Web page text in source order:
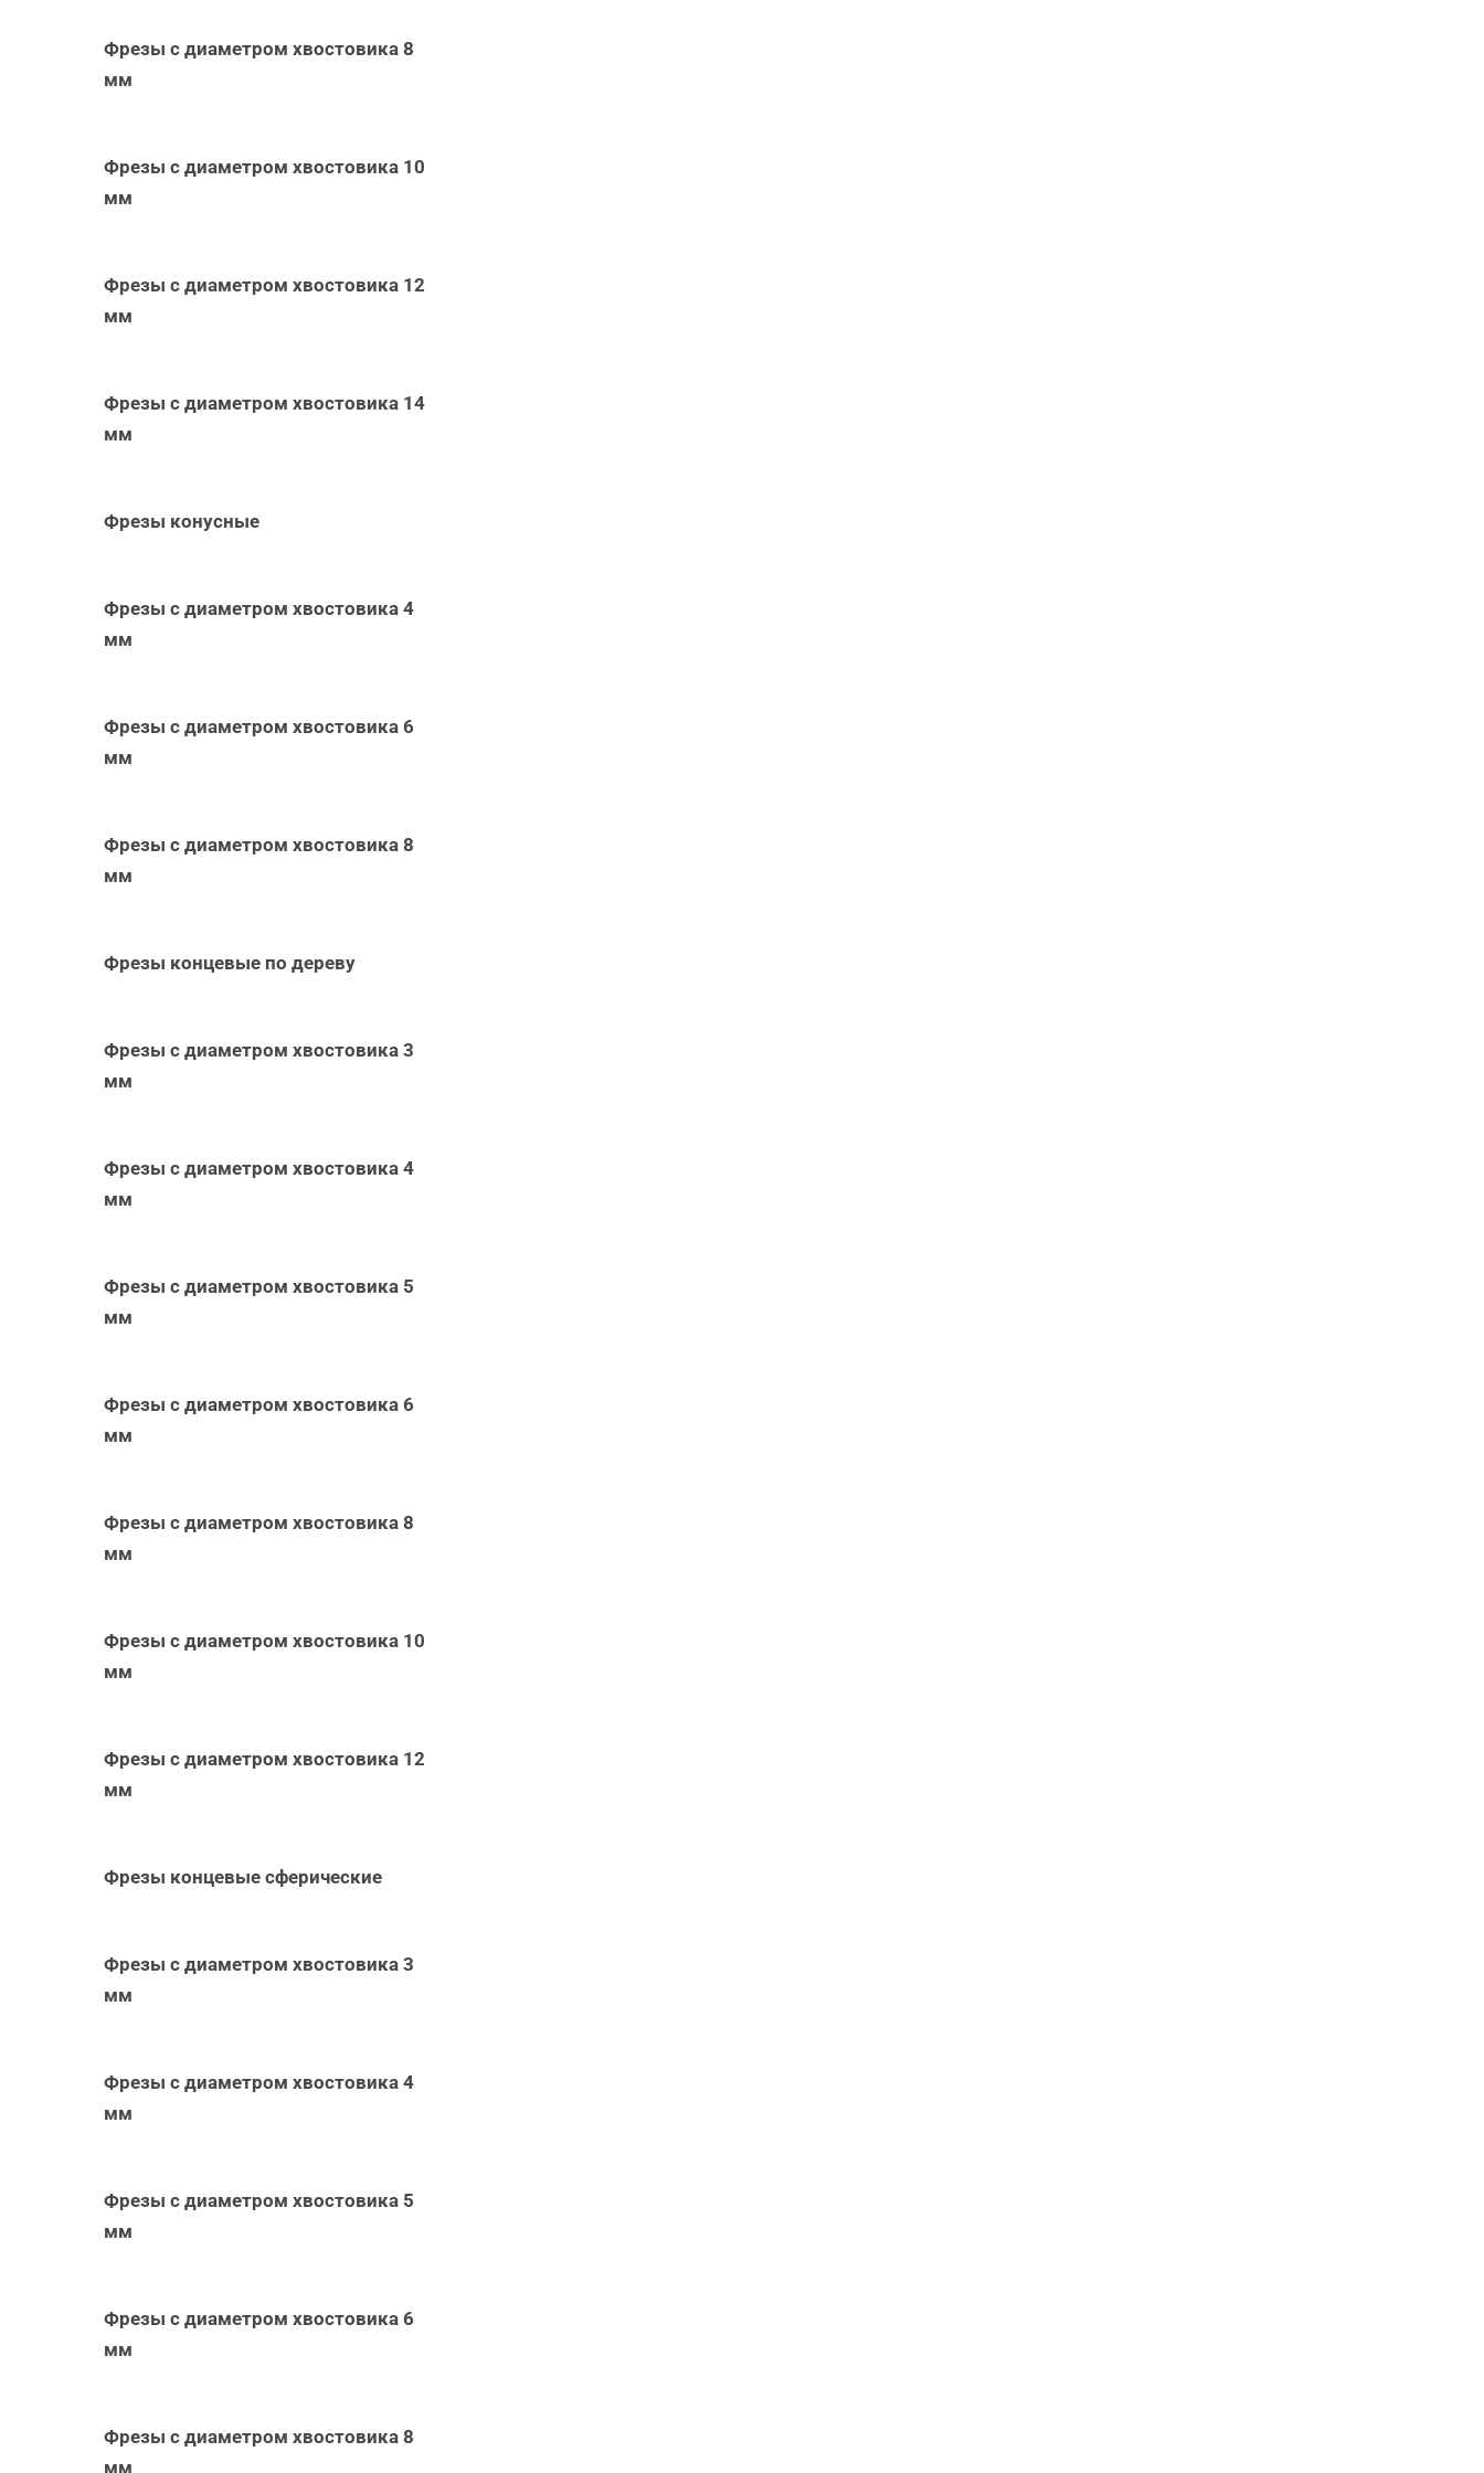
Фрезы с диаметром хвостовика 8
мм
Фрезы с диаметром хвостовика 10
мм
Фрезы с диаметром хвостовика 12
мм
Фрезы с диаметром хвостовика 14
мм
Фрезы конусные
Фрезы с диаметром хвостовика 4
мм
Фрезы с диаметром хвостовика 6
мм
Фрезы с диаметром хвостовика 8
мм
Фрезы концевые по дереву
Фрезы с диаметром хвостовика 3
мм
Фрезы с диаметром хвостовика 4
мм
Фрезы с диаметром хвостовика 5
мм
Фрезы с диаметром хвостовика 6
мм
Фрезы с диаметром хвостовика 8
мм
Фрезы с диаметром хвостовика 10
мм
Фрезы с диаметром хвостовика 12
мм
Фрезы концевые сферические
Фрезы с диаметром хвостовика 3
мм
Фрезы с диаметром хвостовика 4
мм
Фрезы с диаметром хвостовика 5
мм
Фрезы с диаметром хвостовика 6
мм
Фрезы с диаметром хвостовика 8
мм